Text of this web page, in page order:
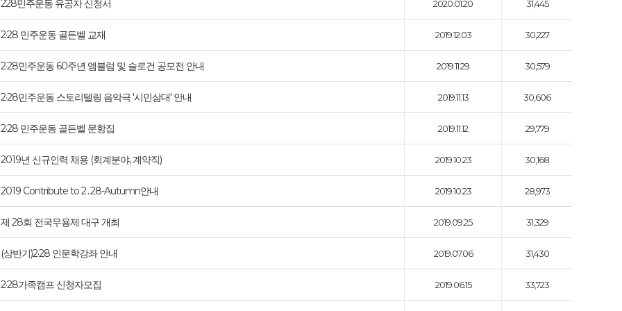
228민주운동 유공자 신청서 2020.01.20 31,445
2·28 민주운동 골든벨 교재 2019.12.03 30,227
2·28민주운동 60주년 엠블럼 및 슬로건 공모전 안내 2019.11.29 30,579
2·28민주운동 스토리텔링 음악극 '시민삼대' 안내 2019.11.13 30,606
2·28 민주운동 골든벨 문항집 2019.11.12 29,779
2019년 신규인력 채용 (회계분야, 계약직) 2019.10.23 30,168
2019 Contribute to 2․28-Autumn안내 2019.10.23 28,973
제 28회 전국무용제 대구 개최 2019.09.25 31,329
(상반기)2·28 인문학강좌 안내 2019.07.06 31,430
2·28가족캠프 신청자모집 2019.06.15 33,723